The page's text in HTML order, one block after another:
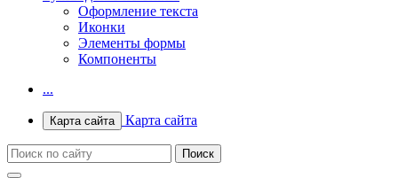
Оформление текста
Иконки
Элементы формы
Компоненты
...
Карта сайта Карта сайта